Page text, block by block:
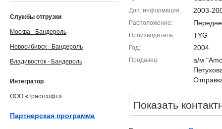
Доп. информация 2003-
Расположение
Производитель TYG
Год 2004
Продавец
а/м
Показать
Службы отгрузки
Москва - Бандероль
Новосибирск - Бандероль
Владивосток - Бандероль
Интегратор
ООО «Трастсофт»
Партнерская программа